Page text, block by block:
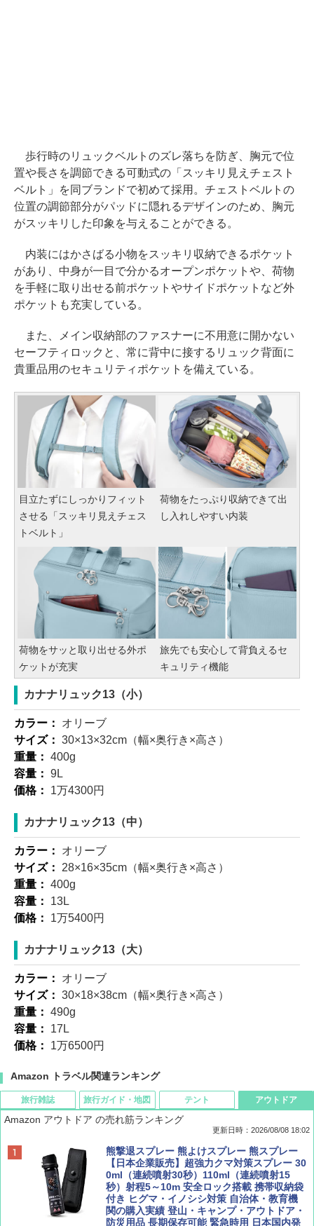
歩行時のリュックベルトのズレ落ちを防ぎ、胸元で位
置や長さを調節できる可動式の「スッキリ見えチェスト
ベルト」を同ブランドで初めて採用。チェストベルトの
位置の調節部分がパッドに隠れるデザインのため、胸元
がスッキリした印象を与えることができる。
内装にはかさばる小物をスッキリ収納できるポケット
があり、中身が一目で分かるオープンポケットや、荷物
を手軽に取り出せる前ポケットやサイドポケットなど外
ポケットも充実している。
また、メイン収納部のファスナーに不用意に開かない
セーフティロックと、常に背中に接するリュック背面に
貴重品用のセキュリティポケットを備えている。
目立たずにしっかりフィット
させる「スッキリ見えチェス
トベルト」
荷物をたっぷり収納できて出
し入れしやすい内装
荷物をサッと取り出せる外ポ
ケットが充実
旅先でも安心して背負えるセ
キュリティ機能
カナナリュック13（小）
カラー： オリーブ
サイズ： 30×13×32cm（幅×奥行き×高さ）
重量： 400g
容量： 9L
価格： 1万4300円
カナナリュック13（中）
カラー： オリーブ
サイズ： 28×16×35cm（幅×奥行き×高さ）
重量： 400g
容量： 13L
価格： 1万5400円
カナナリュック13（大）
カラー： オリーブ
サイズ： 30×18×38cm（幅×奥行き×高さ）
重量： 490g
容量： 17L
価格： 1万6500円
Amazon トラベル関連ランキング
旅行雑誌
BE-PAL(ビ-パル) 2026年 9 月号【特別付録:
SOTO ミニマル"旅"財布 ランダム2種】
￥1,500
旅行ガイド・地図
D40 地球の歩き方 チェンマイ タイ北部の魅
力的な町 2026～2027 地球の歩き方D アジア
￥2,079
テント
[キャンパーズコレクション 山善] ポップアッ
プテント 傘みたいに広げて畳める パッとサ
ッとサンシェード キューブ フルクローズ メ
ッシュ 簡単設置 ワンタッチテント キャンプ
&ハイキング カーキ PATC-150(KH)
アウトドア
Amazon アウトドア の売れ筋ランキング
更新日時：2026/08/08 18:02
熊撃退スプレー 熊よけスプレー 熊スプレー
【日本企業販売】超強力クマ対策スプレー 30
0ml（連続噴射30秒）110ml（連続噴射15
秒）射程5～10m 安全ロック搭載 携帯収納袋
付き ヒグマ・イノシシ対策 自治体・教育機
関の購入実績 登山・キャンプ・アウトドア・
防災用品 長期保存可能 緊急時用 日本国内発